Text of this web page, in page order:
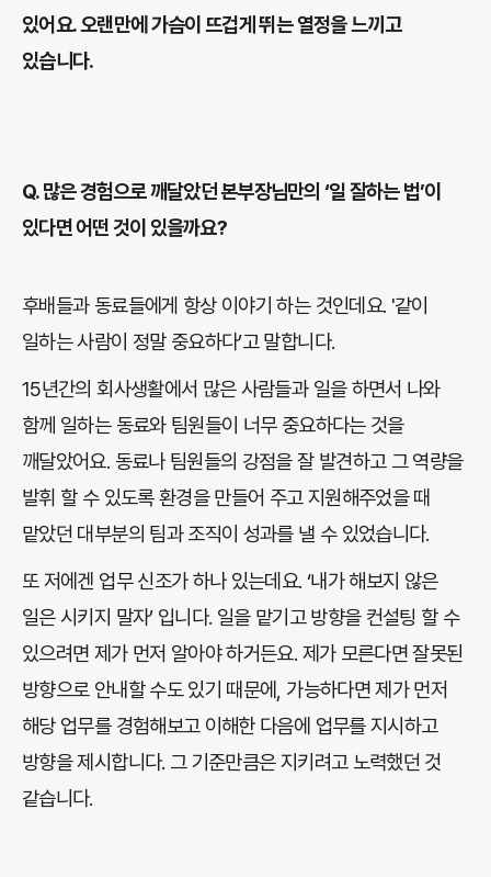
있어요. 오랜만에 가슴이 뜨겁게 뛰는 열정을 느끼고
있습니다.
Q.많은 경험으로 깨달았던 본부장님만의 ‘일 잘하는 법’이
있다면 어떤 것이 있을까요?
후배들과 동료들에게 항상 이야기 하는 것인데요. '같이
일하는 사람이 정말 중요하다’고 말합니다.
15년간의 회사생활에서 많은 사람들과 일을 하면서 나와
함께 일하는 동료와 팀원들이 너무 중요하다는 것을
깨달았어요. 동료나 팀원들의 강점을 잘 발견하고 그 역량을
발휘 할 수 있도록 환경을 만들어 주고 지원해주었을 때
맡았던 대부분의 팀과 조직이 성과를 낼 수 있었습니다.
또 저에겐 업무 신조가 하나 있는데요. ‘내가 해보지 않은
일은 시키지 말자’ 입니다. 일을 맡기고 방향을 컨설팅 할 수
있으려면 제가 먼저 알아야 하거든요. 제가 모른다면 잘못된
방향으로 안내할 수도 있기 때문에, 가능하다면 제가 먼저
해당 업무를 경험해보고 이해한 다음에 업무를 지시하고
방향을 제시합니다. 그 기준만큼은 지키려고 노력했던 것
같습니다.